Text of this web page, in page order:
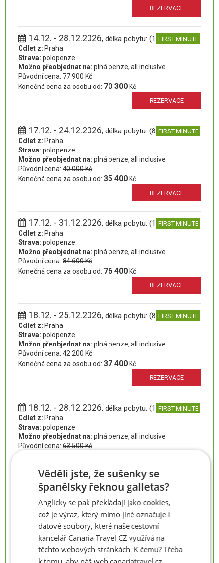
REZERVACE
14.12. - 28.12.2026, délka pobytu: (15 dní)FIRST MINUTE
Odlet z: Praha
Strava: polopenze
Možno přeobjednat na: plná penze, all inclusive
Původní cena: 77 900 Kč
Konečná cena za osobu od: 70 300 Kč
REZERVACE
17.12. - 24.12.2026, délka pobytu: (8 dní)FIRST MINUTE
Odlet z: Praha
Strava: polopenze
Možno přeobjednat na: plná penze, all inclusive
Původní cena: 40 000 Kč
Konečná cena za osobu od: 35 400 Kč
REZERVACE
17.12. - 31.12.2026, délka pobytu: (15 dní)FIRST MINUTE
Odlet z: Praha
Strava: polopenze
Možno přeobjednat na: plná penze, all inclusive
Původní cena: 84 600 Kč
Konečná cena za osobu od: 76 400 Kč
REZERVACE
18.12. - 25.12.2026, délka pobytu: (8 dní)FIRST MINUTE
Odlet z: Praha
Strava: polopenze
Možno přeobjednat na: plná penze, all inclusive
Původní cena: 42 200 Kč
Konečná cena za osobu od: 37 400 Kč
REZERVACE
18.12. - 28.12.2026, délka pobytu: (11 dní)FIRST MINUTE
Odlet z: Praha
Strava: polopenze
Možno přeobjednat na: plná penze, all inclusive
Původní cena: 63 500 Kč
REZERVACE
18.12. - 01.01.2027, délka pobytu: (15 dní)FIRST MINUTE
Praha
Strava:polopenze
Možno přeobjednat na: plná penze, all inclusive
Původní cena:91 100 Kč
Konečná cena za osobu od:82 700Kč
Věděli jste, že sušenky se
španělsky řeknou galletas?
Anglicky se pak překládají jako cookies,
což je výraz, který mimo jiné označuje i
datové soubory, které naše cestovní
kancelář Canaria Travel CZ využívá na
těchto webových stránkách. K čemu? Třeba
k tomu, aby náš web canariatravel.cz